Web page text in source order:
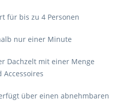
für bis zu 4 Personen
nur einer Minute
Dachzelt mit einer Menge
über einen abnehmbaren